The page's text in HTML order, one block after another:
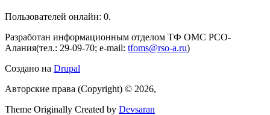
Пользователей онлайн: 0.
Разработан информационным отделом ТФ ОМС РСО-
Алания(тел.: 29-09-70; e-mail: tfoms@rso-a.ru)
Создано на Drupal
Авторские права (Copyright) © 2026,
Theme Originally Created by Devsaran